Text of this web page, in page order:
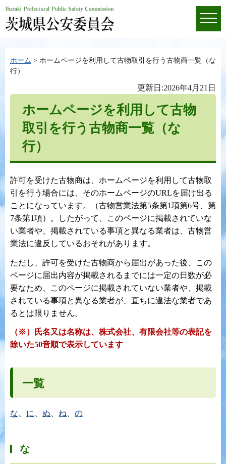
ホーム > ホームページを利用して古物取引を行う古物商一覧（な
行）
更新日:2026年4月21日
ホームページを利用して古物
取引を行う古物商一覧（な
行）
許可を受けた古物商は、ホームページを利用して古物取
引を行う場合には、そのホームページのURLを届け出る
ことになっています。（古物営業法第5条第1項第6号、第
7条第1項）。したがって、このページに掲載されていな
い業者や、掲載されている事項と異なる業者は、古物営
業法に違反しているおそれがあります。
ただし、許可を受けた古物商から届出があった後、この
ページに届出内容が掲載されるまでには一定の日数が必
要なため、このページに掲載されていない業者や、掲載
されている事項と異なる業者が、直ちに違法な業者であ
るとは限りません。
（※）氏名又は名称は、株式会社、有限会社等の表記を
除いた50音順で表示しています
一覧
な に ぬ ね の
な